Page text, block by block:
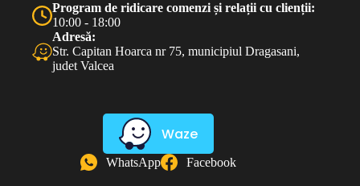
Program de ridicare comenzi și relații cu clienții:
10:00 - 18:00
Adresă:
Str. Capitan Hoarca nr 75, municipiul Dragasani,
judet Valcea
Waze
WhatsApp Facebook